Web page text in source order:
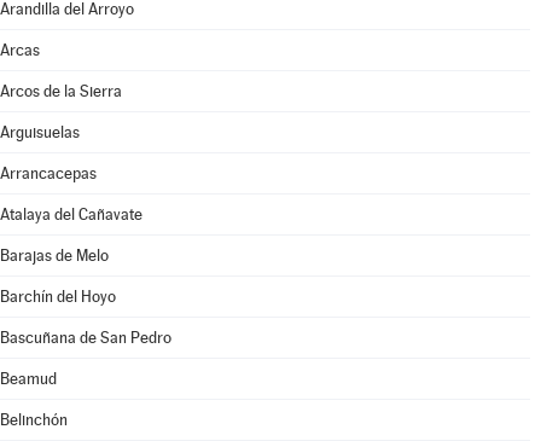
Arandilla del Arroyo
Arcas
Arcos de la Sierra
Arguisuelas
Arrancacepas
Atalaya del Cañavate
Barajas de Melo
Barchín del Hoyo
Bascuñana de San Pedro
Beamud
Belinchón